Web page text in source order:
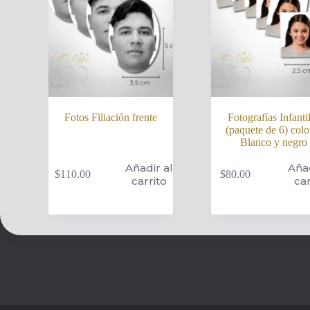
Fotos Filiación frente
$110.00
Añadir al
carrito
Fotografías
(paquete de 6)
Blanco y negro
$80.00